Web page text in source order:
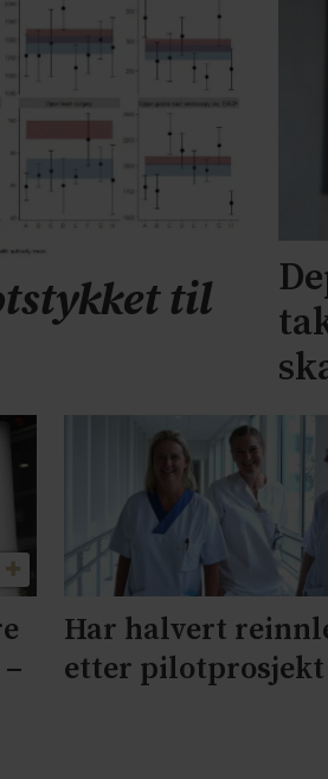
til
Har halvert
etter pilotprosjekt